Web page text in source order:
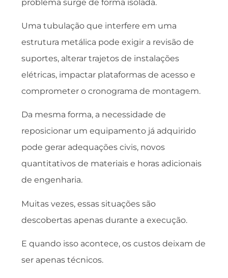
problema surge de forma isolada.
Uma tubulação que interfere em uma
estrutura metálica pode exigir a revisão de
suportes, alterar trajetos de instalações
elétricas, impactar plataformas de acesso e
comprometer o cronograma de montagem.
Da mesma forma, a necessidade de
reposicionar um equipamento já adquirido
pode gerar adequações civis, novos
quantitativos de materiais e horas adicionais
de engenharia.
Muitas vezes, essas situações são
descobertas apenas durante a execução.
E quando isso acontece, os custos deixam de
ser apenas técnicos.